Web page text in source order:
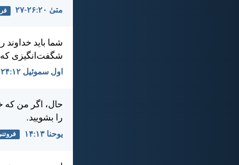
متی‌ٰ ۲۰:‏۲۶-‏۲۷
شما بايد خداوند
شگفت‌انگيزی كه
اول سموئيل ۱۲:‏۲۴
حال، اگر من كه
را بشوييد.
يوحنا ۱۳:‏۱۴